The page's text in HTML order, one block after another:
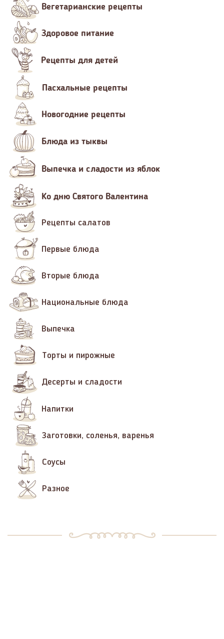
Вегетарианские рецепты
Здоровое питание
Рецепты для детей
Пасхальные рецепты
Новогодние рецепты
Блюда из тыквы
Выпечка и сладости из яблок
Ко дню Святого Валентина
Рецепты салатов
Первые блюда
Вторые блюда
Национальные блюда
Выпечка
Торты и пирожные
Десерты и сладости
Напитки
Заготовки, соленья, варенья
Соусы
Разное